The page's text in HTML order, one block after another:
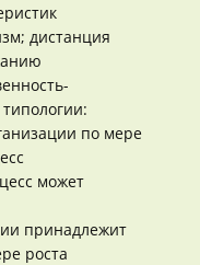
дистанция
по мере
может
принадлежит
роста